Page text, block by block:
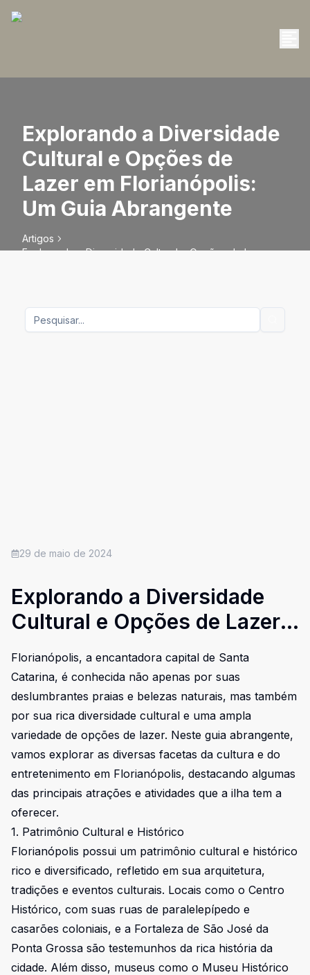
Explorando a Diversidade
Cultural e Opções de
Lazer em Florianópolis:
Um Guia Abrangente
Artigos
Explorando a Diversidade Cultural e Opções de Lazer em
29 de maio de 2024
Explorando a Diversidade
Cultural e Opções de Lazer
em Florianópolis: Um Guia
Abrangente
Florianópolis, a encantadora capital de Santa
Catarina, é conhecida não apenas por suas
deslumbrantes praias e belezas naturais, mas também
por sua rica diversidade cultural e uma ampla
variedade de opções de lazer. Neste guia abrangente,
vamos explorar as diversas facetas da cultura e do
entretenimento em Florianópolis, destacando algumas
das principais atrações e atividades que a ilha tem a
oferecer.
1. Patrimônio Cultural e Histórico
Florianópolis possui um patrimônio cultural e histórico
rico e diversificado, refletido em sua arquitetura,
tradições e eventos culturais. Locais como o Centro
Histórico, com suas ruas de paralelepípedo e
casarões coloniais, e a Fortaleza de São José da
Ponta Grossa são testemunhos da rica história da
cidade. Além disso, museus como o Museu Histórico